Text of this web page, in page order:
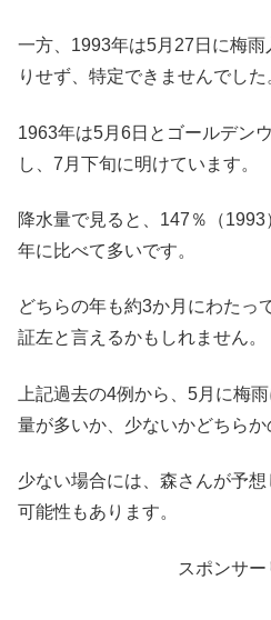
一方、1993年は5月27日に梅
りせず、特定できませんでした
1963年は5月6日とゴールデン
し、7月下旬に明けています。
降水量で見ると、147％（
年に比べて多いです。
どちらの年も約3か月にわたっ
証左と言えるかもしれません。
上記過去の4例から、5月に梅
量が多いか、少ないかどちらか
少ない場合には、森さんが予
可能性もあります。
スポンサー